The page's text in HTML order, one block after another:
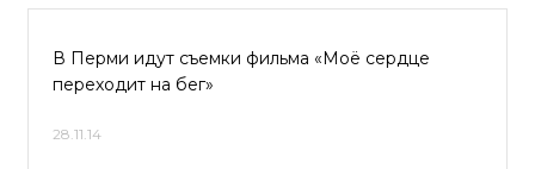
В Перми идут съемки фильма «Моё сердце
переходит на бег»
28.11.14